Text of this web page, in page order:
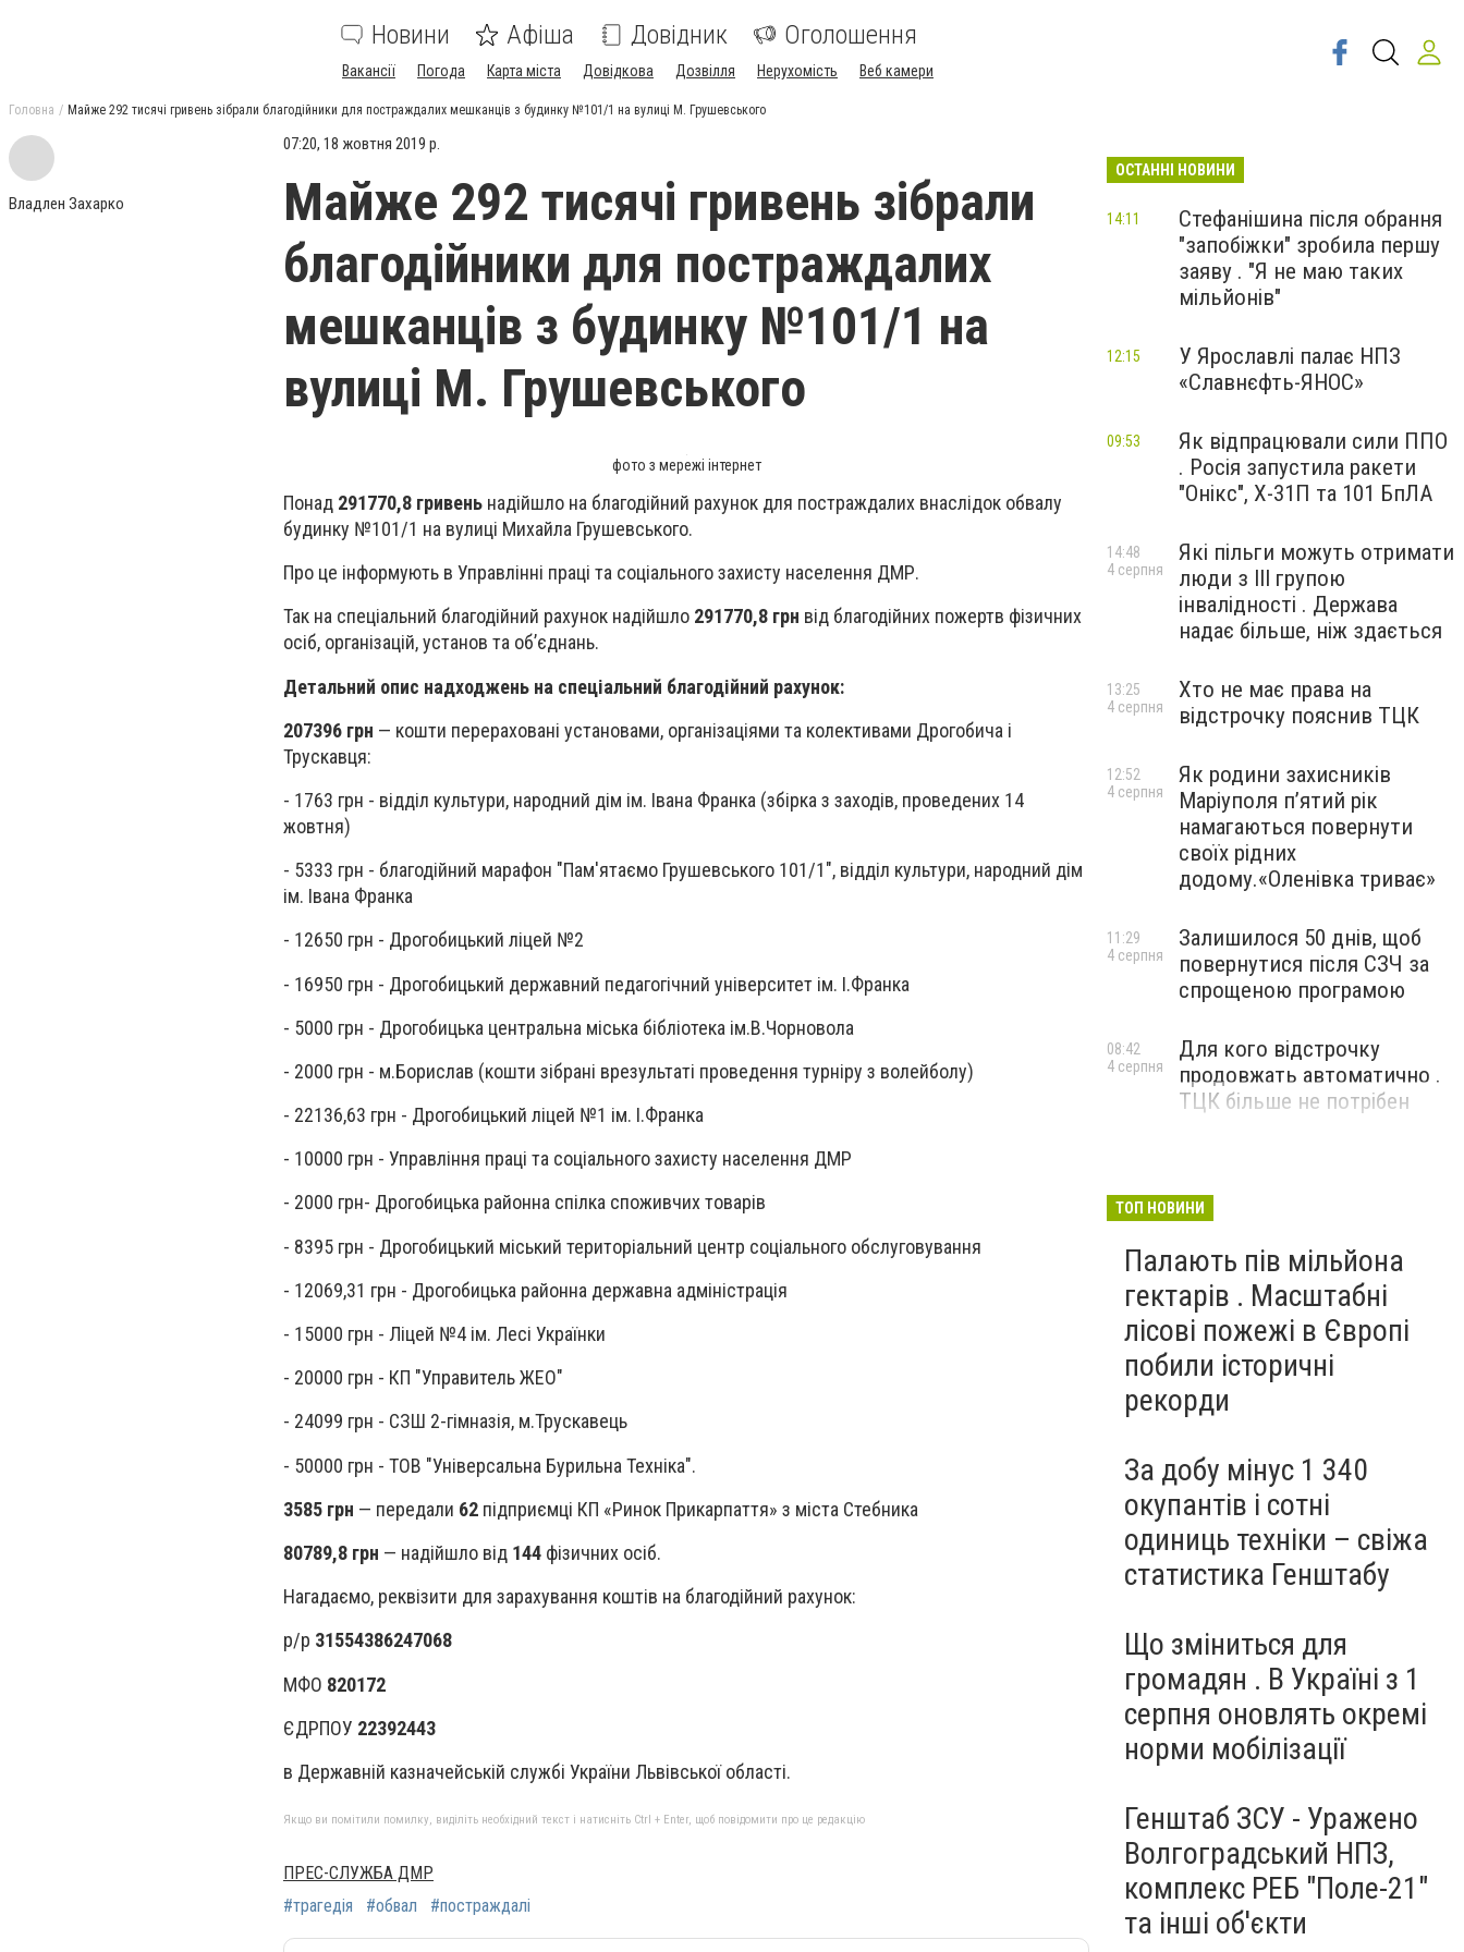
Новини Афіша Довідник Оголошення
Вакансії Погода Карта міста Довідкова Дозвілля Нерухомість Веб камери
Головна Майже 292 тисячі гривень зібрали благодійники для постраждалих мешканців з будинку №101/1 на вулиці М. Грушевського
Владлен Захарко
07:20, 18 жовтня 2019 р.
Майже 292 тисячі гривень зібрали
благодійники для постраждалих
мешканців з будинку №101/1 на
вулиці М. Грушевського
фото з мережі інтернет
Понад 291770,8 гривень надійшло на благодійний рахунок для постраждалих внаслідок обвалу
будинку №101/1 на вулиці Михайла Грушевського.
Про це інформують в Управлінні праці та соціального захисту населення ДМР.
Так на спеціальний благодійний рахунок надійшло 291770,8 грн від благодійних пожертв фізичних
осіб, організацій, установ та об’єднань.
Детальний опис надходжень на спеціальний благодійний рахунок:
207396 грн — кошти перераховані установами, організаціями та колективами Дрогобича і
Трускавця:
- 1763 грн - відділ культури, народний дім ім. Івана Франка (збірка з заходів, проведених 14
жовтня)
- 5333 грн - благодійний марафон "Пам'ятаємо Грушевського 101/1", відділ культури, народний дім
ім. Івана Франка
- 12650 грн - Дрогобицький ліцей №2
- 16950 грн - Дрогобицький державний педагогічний університет ім. І.Франка
- 5000 грн - Дрогобицька центральна міська бібліотека ім.В.Чорновола
- 2000 грн - м.Борислав (кошти зібрані врезультаті проведення турніру з волейболу)
- 22136,63 грн - Дрогобицький ліцей №1 ім. І.Франка
- 10000 грн - Управління праці та соціального захисту населення ДМР
- 2000 грн- Дрогобицька районна спілка споживчих товарів
- 8395 грн - Дрогобицький міський територіальний центр соціального обслуговування
- 12069,31 грн - Дрогобицька районна державна адміністрація
- 15000 грн - Ліцей №4 ім. Лесі Українки
- 20000 грн - КП "Управитель ЖЕО"
- 24099 грн - СЗШ 2-гімназія, м.Трускавець
- 50000 грн - ТОВ "Універсальна Бурильна Техніка".
3585 грн — передали 62 підприємці КП «Ринок Прикарпаття» з міста Стебника
80789,8 грн — надійшло від 144 фізичних осіб.
Нагадаємо, реквізити для зарахування коштів на благодійний рахунок:
р/р 31554386247068
МФО 820172
ЄДРПОУ 22392443
в Державній казначейській службі України Львівської області.
Якщо ви помітили помилку, виділіть необхідний текст і натисніть Ctrl + Enter, щоб повідомити про це редакцію
ПРЕС-СЛУЖБА ДМР
#трагедія
#обвал #постраждалі
ОСТАННІ НОВИНИ
Стефанішина після обрання
"запобіжки" зробила першу
заяву . "Я не маю таких
мільйонів"
14:11
У Ярославлі палає НПЗ
«Славнєфть-ЯНОС»
12:15
Як відпрацювали сили ППО
. Росія запустила ракети
"Онікс", Х-31П та 101 БпЛА
09:53
Які пільги можуть отримати
люди з III групою
інвалідності . Держава
надає більше, ніж здається
14:48
4 серпня
Хто не має права на
відстрочку пояснив ТЦК
13:25
4 серпня
Як родини захисників
Маріуполя пʼятий рік
намагаються повернути
своїх рідних
додому.«Оленівка триває»
12:52
4 серпня
Залишилося 50 днів, щоб
повернутися після СЗЧ за
спрощеною програмою
11:29
4 серпня
Для кого відстрочку
продовжать автоматично .
ТЦК більше не потрібен
08:42
4 серпня
ТОП НОВИНИ
Палають пів мільйона
гектарів . Масштабні
лісові пожежі в Європі
побили історичні
рекорди
За добу мінус 1 340
окупантів і сотні
одиниць техніки – свіжа
статистика Генштабу
Що зміниться для
громадян . В Україні з 1
серпня оновлять окремі
норми мобілізації
Генштаб ЗСУ - Уражено
Волгоградський НПЗ,
комплекс РЕБ "Поле-21"
та інші об'єкти